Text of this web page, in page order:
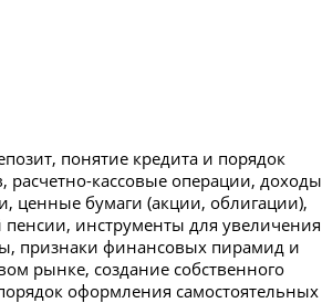
понятие кредита и порядок
кассовые операции, доходы
ценные бумаги (акции, облигации),
инструменты для увеличения
признаки финансовых пирамид и
рынке, создание собственного
оформления самостоятельных